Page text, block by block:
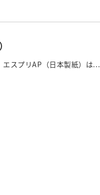
スプリAP（日本製紙）は...